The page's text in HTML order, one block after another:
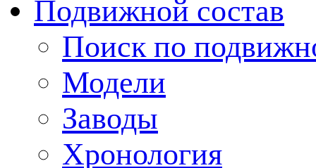
Подвижной состав
Поиск по
Модели
Заводы
Хронология